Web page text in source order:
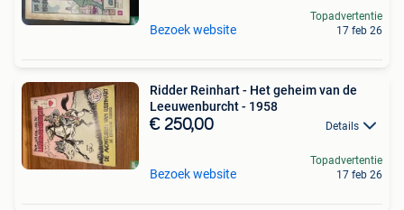
Bezoek website
Topadvertentie
17 feb 26
Ridder Reinhart - Het geheim van de
Leeuwenburcht - 1958
€ 250,00 Details
Bezoek website
Topadvertentie
17 feb 26